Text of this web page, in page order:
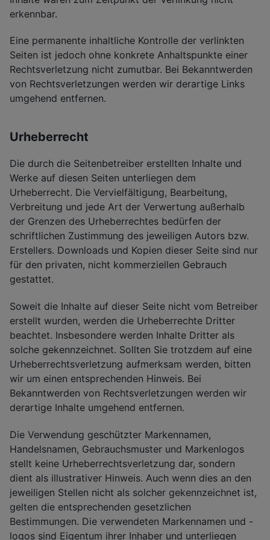
erkennbar.
Eine permanente inhaltliche Kontrolle der verlinkten
Seiten ist jedoch ohne konkrete Anhaltspunkte einer
Rechtsverletzung nicht zumutbar. Bei Bekanntwerden
von Rechtsverletzungen werden wir derartige Links
umgehend entfernen.
Urheberrecht
Die durch die Seitenbetreiber erstellten Inhalte und
Werke auf diesen Seiten unterliegen dem
Urheberrecht. Die Vervielfältigung, Bearbeitung,
Verbreitung und jede Art der Verwertung außerhalb
der Grenzen des Urheberrechtes bedürfen der
schriftlichen Zustimmung des jeweiligen Autors bzw.
Erstellers. Downloads und Kopien dieser Seite sind nur
für den privaten, nicht kommerziellen Gebrauch
gestattet.
Soweit die Inhalte auf dieser Seite nicht vom Betreiber
erstellt wurden, werden die Urheberrechte Dritter
beachtet. Insbesondere werden Inhalte Dritter als
solche gekennzeichnet. Sollten Sie trotzdem auf eine
Urheberrechtsverletzung aufmerksam werden, bitten
wir um einen entsprechenden Hinweis. Bei
Bekanntwerden von Rechtsverletzungen werden wir
derartige Inhalte umgehend entfernen.
Die Verwendung geschützter Markennamen,
Handelsnamen, Gebrauchsmuster und Markenlogos
stellt keine Urheberrechtsverletzung dar, sondern
dient als illustrativer Hinweis. Auch wenn dies an den
jeweiligen Stellen nicht als solcher gekennzeichnet ist,
gelten die entsprechenden gesetzlichen
Bestimmungen. Die verwendeten Markennamen und -
logos sind Eigentum ihrer Inhaber und unterliegen